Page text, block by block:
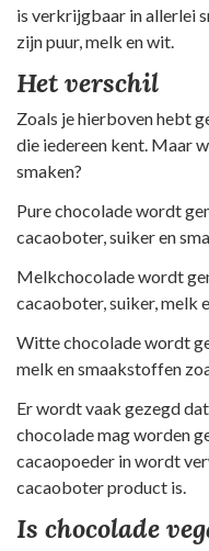
is verkrijgbaar in allerlei
zijn puur, melk en wit.
Het verschil
Zoals je hierboven hebt
die iedereen kent. Maar
smaken?
Pure chocolade wordt
cacaoboter, suiker en
Melkchocolade wordt
cacaoboter, suiker, melk
Witte chocolade wordt
melk en smaakstoffen
Er wordt vaak gezegd
chocolade mag worden
cacaopoeder in wordt
cacaoboter product is.
Is chocolade